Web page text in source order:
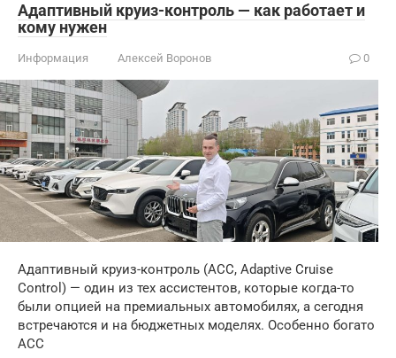
Адаптивный круиз-контроль — как работает и
кому нужен
Информация Алексей Воронов 0
Адаптивный круиз-контроль (ACC, Adaptive Cruise
Control) — один из тех ассистентов, которые когда-то
были опцией на премиальных автомобилях, а сегодня
встречаются и на бюджетных моделях. Особенно богато
ACC